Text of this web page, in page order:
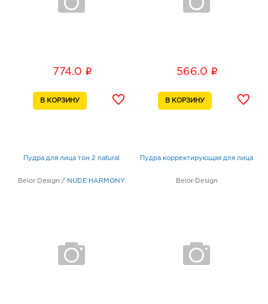
774.0 i 566.0 i
Пудра для лица тон 2 natural
Belor Design / NUDE HARMONY
Пудра корректирующая для лица
Belor Design